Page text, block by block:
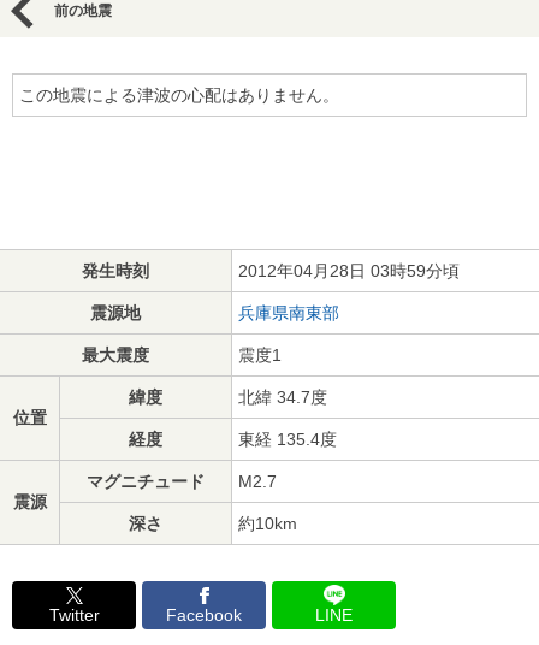
前の地震
この地震による津波の心配はありません。
発生時刻 2012年04月28日 03時59分頃
震源地 兵庫県南東部
最大震度 震度1
位置
緯度 北緯 34.7度
経度 東経 135.4度
震源
マグニチュード M2.7
深さ 約10km
Twitter Facebook LINE